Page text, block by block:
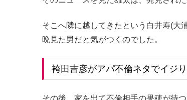
そこへ隣に越してきたという白井寿(大
晩見た男だと気がつくのでした。
袴田吉彦がアパ不倫ネタでイジ
その後、家を出て不倫相手の果穂が待